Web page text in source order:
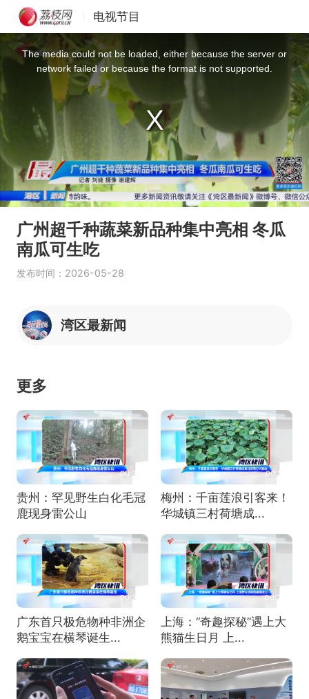
电视节目
This
modal
window.
The media could not be loaded, either because the server or
network failed or because the format is not supported.
广州超千种蔬菜新品种集中亮相 冬瓜
南瓜可生吃
发布时间：2026-05-28
湾区最新闻
更多
00:30
贵州：罕见野生白化毛冠
鹿现身雷公山
00:37
梅州：千亩莲浪引客来！
华城镇三村荷塘成...
00:29
广东首只极危物种非洲企
鹅宝宝在横琴诞生...
00:28
上海：“奇趣探秘”遇上大
熊猫生日月 上...